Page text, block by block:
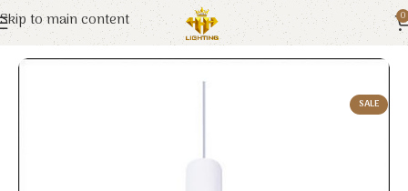
Skip to main content 0
Trang chủ Euroto Đèn LED
SALE